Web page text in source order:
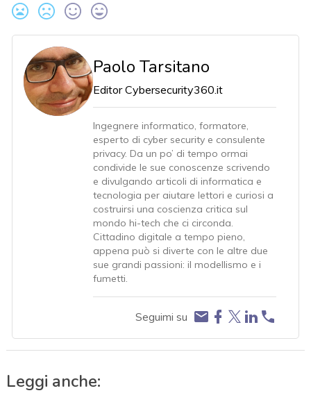
Paolo Tarsitano
Editor Cybersecurity360.it
Ingegnere informatico, formatore,
esperto di cyber security e consulente
privacy. Da un po’ di tempo ormai
condivide le sue conoscenze scrivendo
e divulgando articoli di informatica e
tecnologia per aiutare lettori e curiosi a
costruirsi una coscienza critica sul
mondo hi-tech che ci circonda.
Cittadino digitale a tempo pieno,
appena può si diverte con le altre due
sue grandi passioni: il modellismo e i
fumetti.
Seguimi su
Leggi anche: